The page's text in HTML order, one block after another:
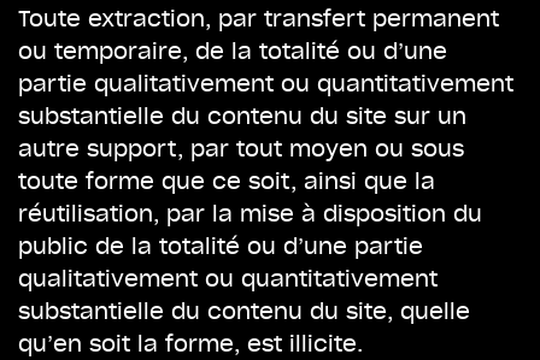
Toute extraction, par transfert permanent
ou temporaire, de la totalité ou d’une
partie qualitativement ou quantitativement
substantielle du contenu du site sur un
autre support, par tout moyen ou sous
toute forme que ce soit, ainsi que la
réutilisation, par la mise à disposition du
public de la totalité ou d’une partie
qualitativement ou quantitativement
substantielle du contenu du site, quelle
qu’en soit la forme, est illicite.